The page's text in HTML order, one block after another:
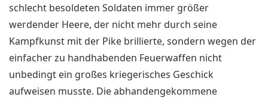
schlecht besoldeten Soldaten immer größer
werdender Heere, der nicht mehr durch seine
Kampfkunst mit der Pike brillierte, sondern wegen der
einfacher zu handhabenden Feuerwaffen nicht
unbedingt ein großes kriegerisches Geschick
aufweisen musste. Die abhandengekommene